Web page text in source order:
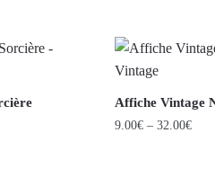
Affiche Vintage
9.00€– 32.00€